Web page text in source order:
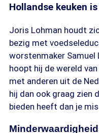
Hollandse keuken
Joris Lohman houdt
bezig met
worstenmaker Samuel
hoopt hij de wereld
met anderen uit de
hij dan ook graag zien
bieden heeft dan je